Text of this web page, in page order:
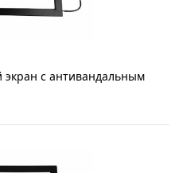
с антивандальным